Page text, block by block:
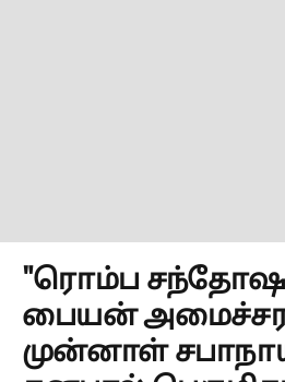
"ரொம்ப
பையன்
முன்னாள்